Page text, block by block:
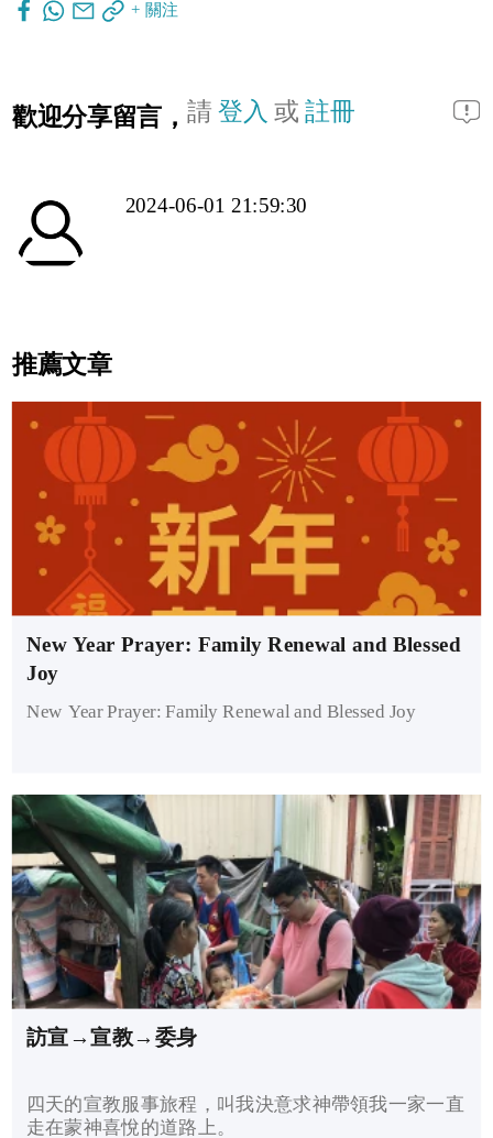
+ 關注
歡迎分享留言， 請登入 或註冊
2024-06-01 21:59:30
推薦文章
New Year Prayer: Family Renewal and Blessed
Joy
New Year Prayer: Family Renewal and Blessed Joy
訪宣→宣教→委身
四天的宣教服事旅程，叫我決意求神帶領我一家一直
走在蒙神喜悅的道路上。